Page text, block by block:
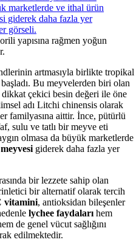
yapısına rağmen yoğun
artmasıyla birlikte tropikal
Bu meyvelerden biri olan
dikkat çekici besin değeri ile öne
adı Litchi chinensis olarak
familyasına aittir. İnce, pütürlü
sulu ve tatlı bir meyve eti
olmasa da büyük marketlerde
giderek daha fazla yer
bir lezzete sahip olan
bir alternatif olarak tercih
vitamini, antioksidan bileşenler
lychee faydaları hem
de genel vücut sağlığını
edilmektedir.